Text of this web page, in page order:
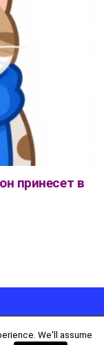
принесет в
We'll assume